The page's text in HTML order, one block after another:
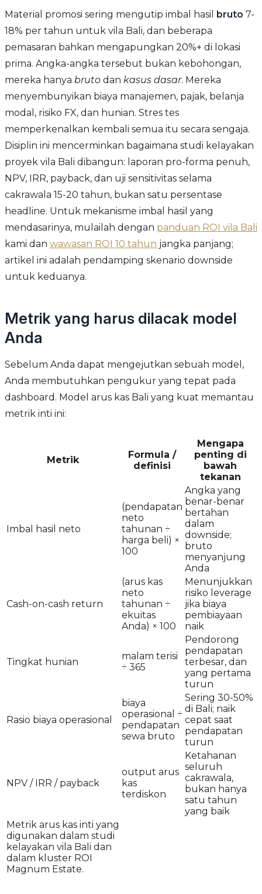
Material promosi sering mengutip imbal hasil bruto 7-
18% per tahun untuk vila Bali, dan beberapa
pemasaran bahkan mengapungkan 20%+ di lokasi
prima. Angka-angka tersebut bukan kebohongan,
mereka hanya bruto dan kasus dasar. Mereka
menyembunyikan biaya manajemen, pajak, belanja
modal, risiko FX, dan hunian. Stres tes
memperkenalkan kembali semua itu secara sengaja.
Disiplin ini mencerminkan bagaimana studi kelayakan
proyek vila Bali dibangun: laporan pro-forma penuh,
NPV, IRR, payback, dan uji sensitivitas selama
cakrawala 15-20 tahun, bukan satu persentase
headline. Untuk mekanisme imbal hasil yang
mendasarinya, mulailah dengan panduan ROI vila Bali
kami dan wawasan ROI 10 tahun jangka panjang;
artikel ini adalah pendamping skenario downside
untuk keduanya.
Metrik yang harus dilacak model
Anda
Sebelum Anda dapat mengejutkan sebuah model,
Anda membutuhkan pengukur yang tepat pada
dashboard. Model arus kas Bali yang kuat memantau
metrik inti ini:
Metrik
Formula /
definisi
Mengapa
penting di
bawah
tekanan
Imbal hasil neto
(pendapatan
neto
tahunan ÷
harga beli) ×
100
Angka yang
benar-benar
bertahan
dalam
downside;
bruto
menyanjung
Anda
Cash-on-cash return
(arus kas
neto
tahunan ÷
ekuitas
Anda) × 100
Menunjukkan
risiko leverage
jika biaya
pembiayaan
naik
Tingkat hunian
malam terisi
÷ 365
Pendorong
pendapatan
terbesar, dan
yang pertama
turun
Rasio biaya operasional
biaya
operasional ÷
pendapatan
sewa bruto
Sering 30-50%
di Bali; naik
cepat saat
pendapatan
turun
NPV / IRR / payback
output arus
kas
terdiskon
Ketahanan
seluruh
cakrawala,
bukan hanya
satu tahun
yang baik
Metrik arus kas inti yang
digunakan dalam studi
kelayakan vila Bali dan
dalam kluster ROI
Magnum Estate.